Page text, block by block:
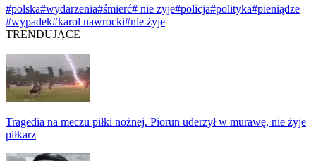
#polska#wydarzenia#śmierć# nie żyje#policja#polityka#pieniądze
#wypadek#karol nawrocki#nie żyje
TRENDUJĄCE
Tragedia na meczu piłki nożnej. Piorun uderzył w murawę, nie żyje
piłkarz